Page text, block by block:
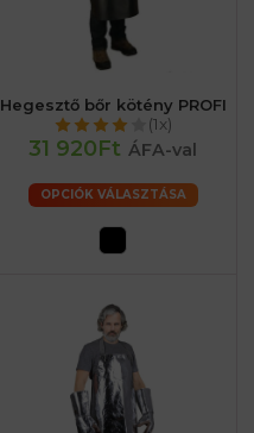
Hegesztő bőr kötény PROFI
(1x)
31 920Ft ÁFA-val
OPCIÓK VÁLASZTÁSA